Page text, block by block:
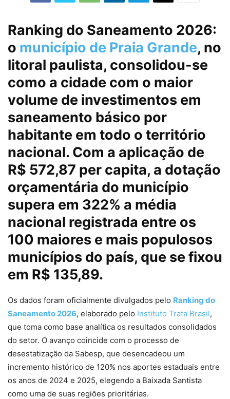
Ranking do Saneamento 2026:
o município de Praia Grande, no
litoral paulista, consolidou-se
como a cidade com o maior
volume de investimentos em
saneamento básico por
habitante em todo o território
nacional. Com a aplicação de
R$ 572,87 per capita, a dotação
orçamentária do município
supera em 322% a média
nacional registrada entre os
100 maiores e mais populosos
municípios do país, que se fixou
em R$ 135,89.
Os dados foram oficialmente divulgados pelo Ranking do
Saneamento 2026, elaborado pelo Instituto Trata Brasil,
que toma como base analítica os resultados consolidados
do setor. O avanço coincide com o processo de
desestatização da Sabesp, que desencadeou um
incremento histórico de 120% nos aportes estaduais entre
os anos de 2024 e 2025, elegendo a Baixada Santista
como uma de suas regiões prioritárias.